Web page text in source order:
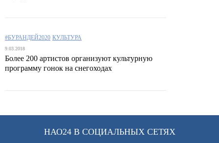
#БУРАНДЕЙ2020 КУЛЬТУРА
9.03.2018
Более 200 артистов организуют культурную
программу гонок на снегоходах
НАО24 В СОЦИАЛЬНЫХ СЕТЯХ